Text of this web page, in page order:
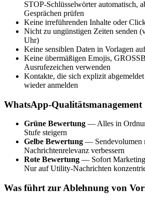
STOP-Schlüsselwörter automatisch,
Gesprächen prüfen
Keine irreführenden Inhalte oder
Nicht zu ungünstigen Zeiten senden
Uhr)
Keine sensiblen Daten in Vorlagen
Keine übermäßigen Emojis,
Ausrufezeichen verwenden
Kontakte, die sich explizit
wieder anmelden
WhatsApp-Qualitätsmanagement
Grüne Bewertung — Alles in
Stufe steigern
Gelbe Bewertung — Sendevolumen
Nachrichtenrelevanz verbessern
Rote Bewertung — Sofort
Nur auf Utility-Nachrichten
Was führt zur Ablehnung von